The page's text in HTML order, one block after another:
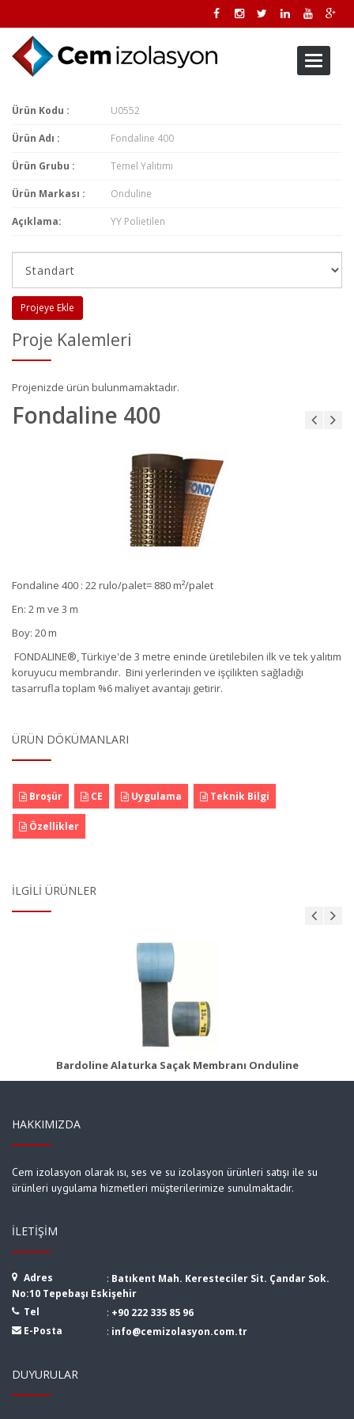
Toggle
Ürün Kodu : U0552
Ürün Adı : Fondaline 400
Ürün Grubu : Temel Yalıtımı
Ürün Markası : Onduline
Açıklama: YY Polietilen
Projeye Ekle
Proje Kalemleri
Projenizde ürün bulunmamaktadır.
Fondaline 400
Fondaline 400 : 22 rulo/palet= 880 m²/palet
En: 2 m ve 3 m
Boy: 20 m
FONDALINE®, Türkiye'de 3 metre eninde üretilebilen ilk ve tek yalıtım
koruyucu membrandır. Bini yerlerinden ve işçilikten sağladığı
tasarrufla toplam %6 maliyet avantajı getirir.
ÜRÜN DÖKÜMANLARI
Broşür CE Uygulama Teknik Bilgi
Özellikler
İLGILI ÜRÜNLER
Bardoline Alaturka Saçak Membranı Onduline
Bituline Astar
Ürün Detayı
HAKKIMIZDA
Cem izolasyon olarak ısı, ses ve su izolasyon ürünleri satışı ile su
ürünleri uygulama hizmetleri müşterilerimize sunulmaktadır.
İLETIŞIM
Adres : Batıkent Mah. Keresteciler Sit. Çandar Sok.
No:10 Tepebaşı Eskişehir
Tel
: +90 222 335 85 96
E-Posta
: info@cemizolasyon.com.tr
DUYURULAR